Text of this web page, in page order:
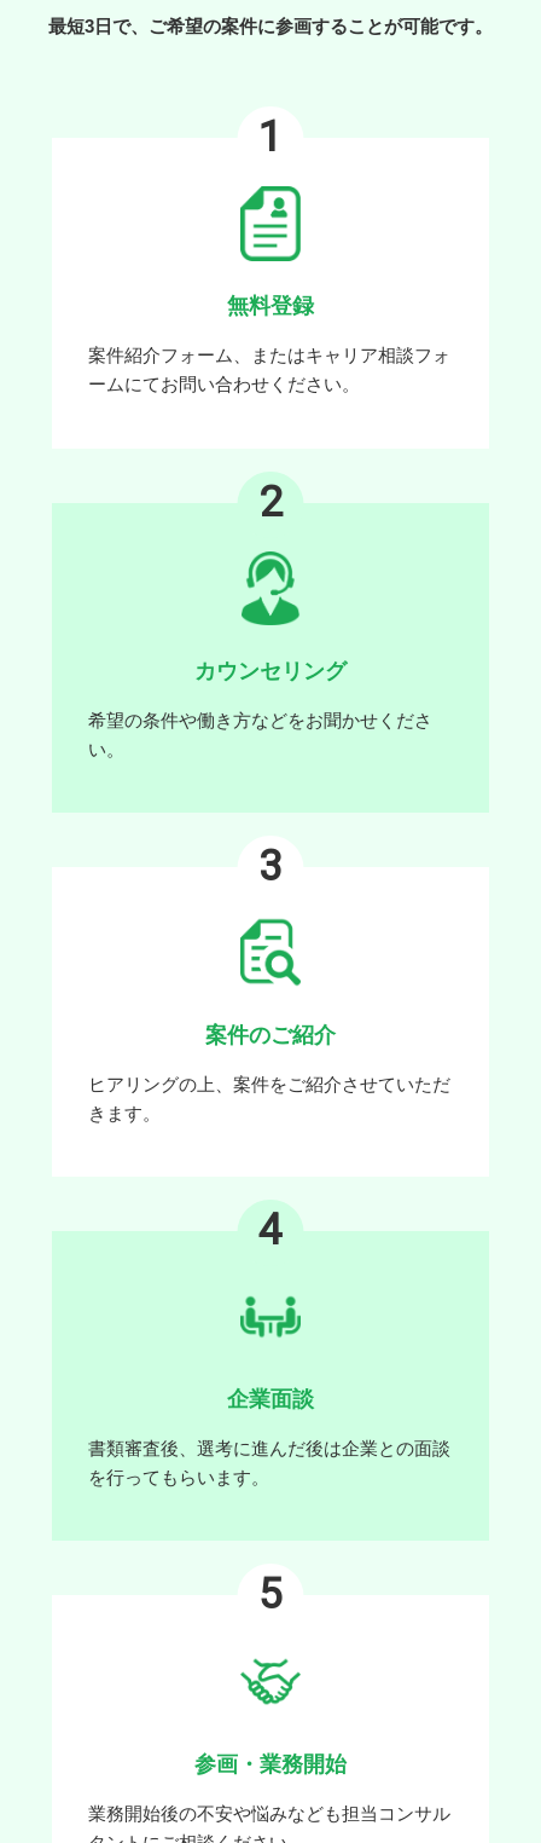
最短3日で、ご希望の案件に参画することが可能です。
1
無料登録
案件紹介フォーム、またはキャリア相談フォ
ームにてお問い合わせください。
2
カウンセリング
希望の条件や働き方などをお聞かせくださ
い。
3
案件のご紹介
ヒアリングの上、案件をご紹介させていただ
きます。
4
企業面談
書類審査後、選考に進んだ後は企業との面談
を行ってもらいます。
5
参画・業務開始
業務開始後の不安や悩みなども担当コンサル